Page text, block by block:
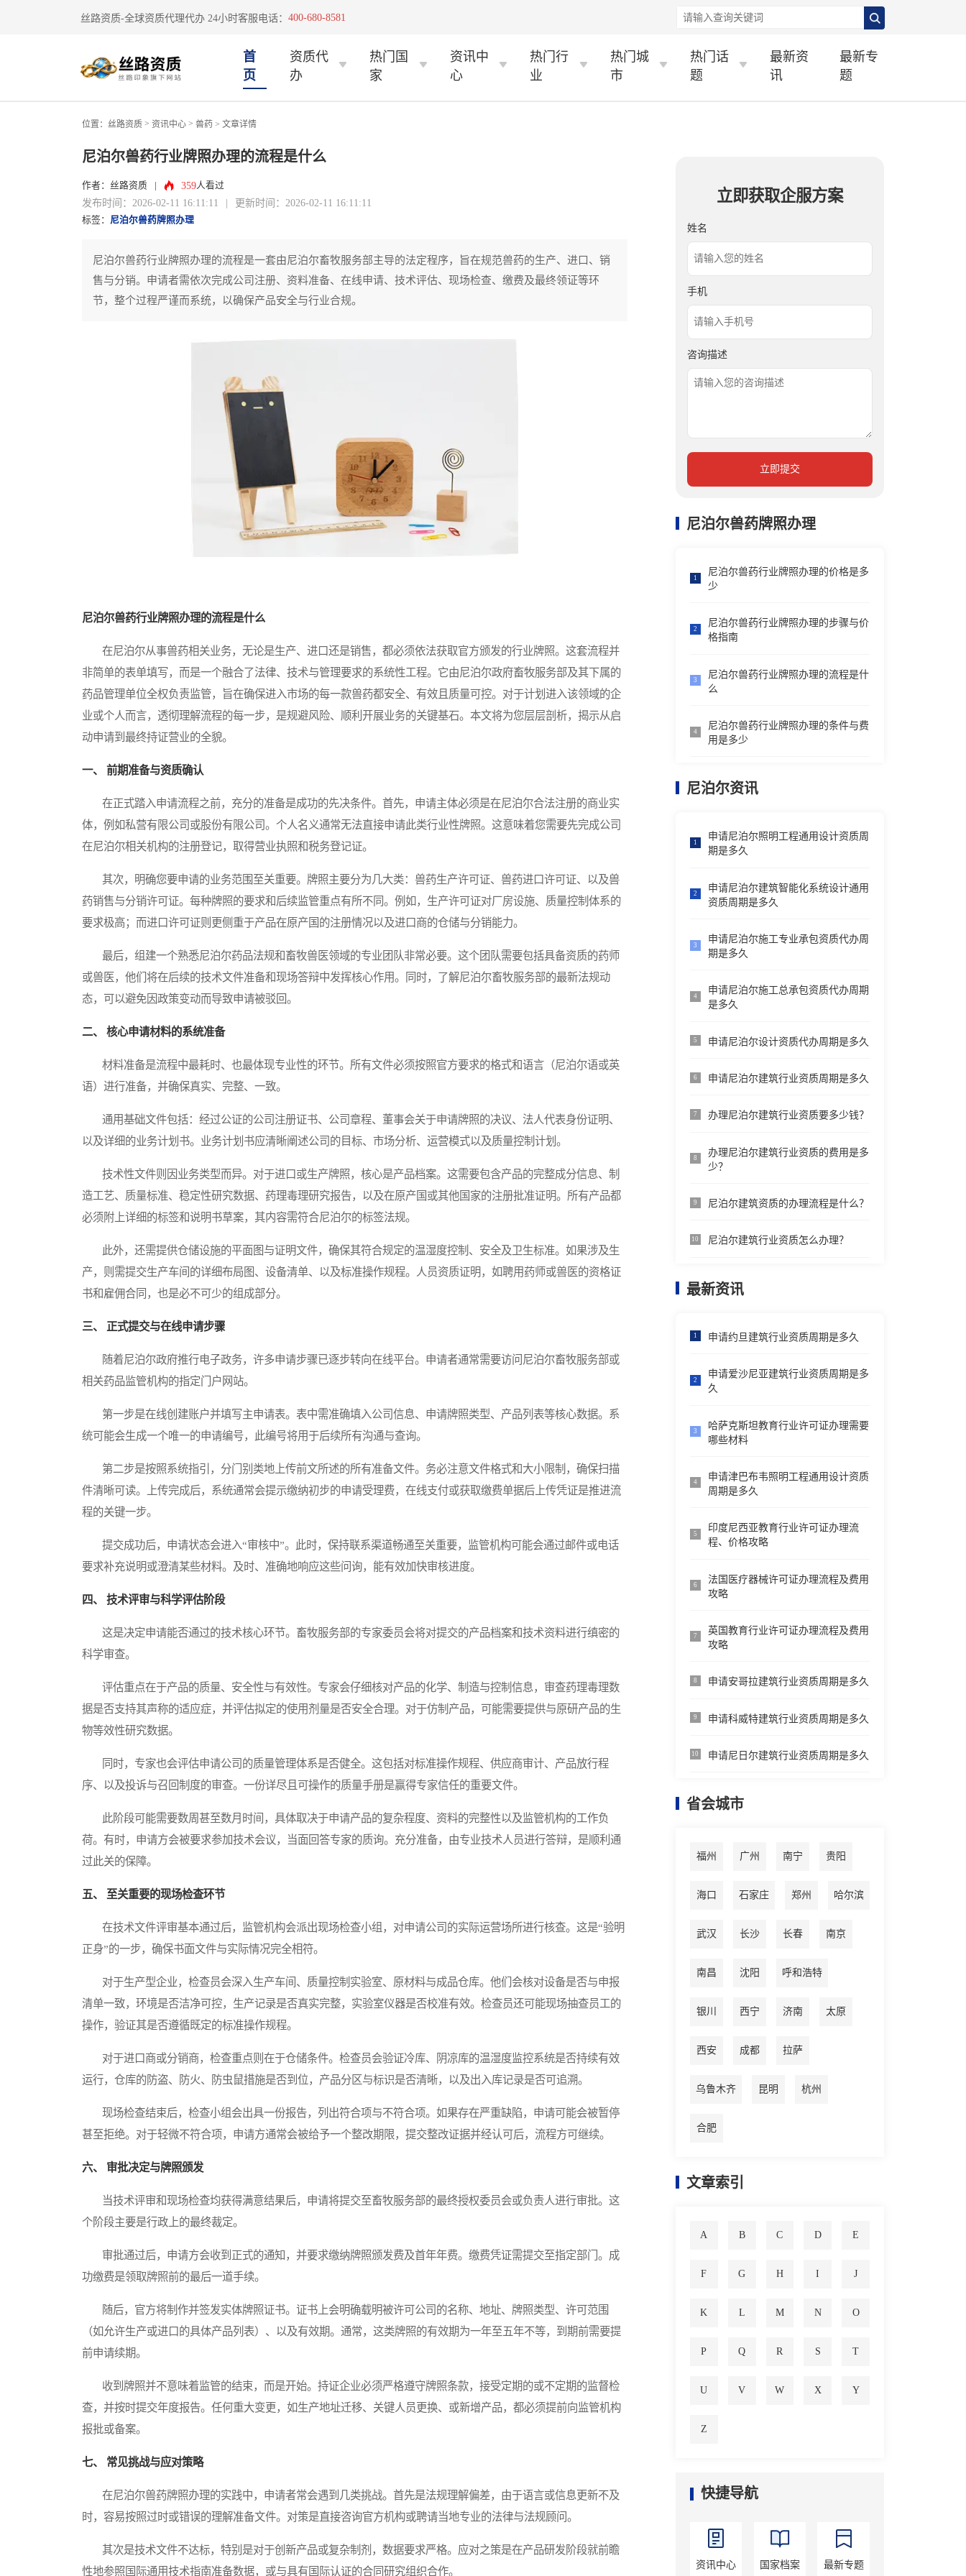
丝路资质-全球资质代理代办 24小时客服电话： 400-680-8581
首
页
资质代
办
热门国
家
资讯中
心
热门行
业
热门城
市
热门话
题
最新资
讯
最新专
题
位置： 丝路资质 > 资讯中心 > 兽药 > 文章详情
尼泊尔兽药行业牌照办理的流程是什么
作者：丝路资质 359人看过
发布时间：2026-02-11 16:11:11 | 更新时间：2026-02-11 16:11:11
标签： 尼泊尔兽药牌照办理
尼泊尔兽药行业牌照办理的流程是一套由尼泊尔畜牧服务部主导的法定程序，旨在规范兽药的生产、进口、销
售与分销。申请者需依次完成公司注册、资料准备、在线申请、技术评估、现场检查、缴费及最终领证等环
节，整个过程严谨而系统，以确保产品安全与行业合规。
尼泊尔兽药行业牌照办理的流程是什么
在尼泊尔从事兽药相关业务，无论是生产、进口还是销售，都必须依法获取官方颁发的行业牌照。这套流程并
非简单的表单填写，而是一个融合了法律、技术与管理要求的系统性工程。它由尼泊尔政府畜牧服务部及其下属的
药品管理单位全权负责监管，旨在确保进入市场的每一款兽药都安全、有效且质量可控。对于计划进入该领域的企
业或个人而言，透彻理解流程的每一步，是规避风险、顺利开展业务的关键基石。本文将为您层层剖析，揭示从启
动申请到最终持证营业的全貌。
一、 前期准备与资质确认
在正式踏入申请流程之前，充分的准备是成功的先决条件。首先，申请主体必须是在尼泊尔合法注册的商业实
体，例如私营有限公司或股份有限公司。个人名义通常无法直接申请此类行业性牌照。这意味着您需要先完成公司
在尼泊尔相关机构的注册登记，取得营业执照和税务登记证。
其次，明确您要申请的业务范围至关重要。牌照主要分为几大类：兽药生产许可证、兽药进口许可证、以及兽
药销售与分销许可证。每种牌照的要求和后续监管重点有所不同。例如，生产许可证对厂房设施、质量控制体系的
要求极高；而进口许可证则更侧重于产品在原产国的注册情况以及进口商的仓储与分销能力。
最后，组建一个熟悉尼泊尔药品法规和畜牧兽医领域的专业团队非常必要。这个团队需要包括具备资质的药师
或兽医，他们将在后续的技术文件准备和现场答辩中发挥核心作用。同时，了解尼泊尔畜牧服务部的最新法规动
态，可以避免因政策变动而导致申请被驳回。
二、 核心申请材料的系统准备
材料准备是流程中最耗时、也最体现专业性的环节。所有文件必须按照官方要求的格式和语言（尼泊尔语或英
语）进行准备，并确保真实、完整、一致。
通用基础文件包括：经过公证的公司注册证书、公司章程、董事会关于申请牌照的决议、法人代表身份证明、
以及详细的业务计划书。业务计划书应清晰阐述公司的目标、市场分析、运营模式以及质量控制计划。
技术性文件则因业务类型而异。对于进口或生产牌照，核心是产品档案。这需要包含产品的完整成分信息、制
造工艺、质量标准、稳定性研究数据、药理毒理研究报告，以及在原产国或其他国家的注册批准证明。所有产品都
必须附上详细的标签和说明书草案，其内容需符合尼泊尔的标签法规。
此外，还需提供仓储设施的平面图与证明文件，确保其符合规定的温湿度控制、安全及卫生标准。如果涉及生
产，则需提交生产车间的详细布局图、设备清单、以及标准操作规程。人员资质证明，如聘用药师或兽医的资格证
书和雇佣合同，也是必不可少的组成部分。
三、 正式提交与在线申请步骤
随着尼泊尔政府推行电子政务，许多申请步骤已逐步转向在线平台。申请者通常需要访问尼泊尔畜牧服务部或
相关药品监管机构的指定门户网站。
第一步是在线创建账户并填写主申请表。表中需准确填入公司信息、申请牌照类型、产品列表等核心数据。系
统可能会生成一个唯一的申请编号，此编号将用于后续所有沟通与查询。
第二步是按照系统指引，分门别类地上传前文所述的所有准备文件。务必注意文件格式和大小限制，确保扫描
件清晰可读。上传完成后，系统通常会提示缴纳初步的申请受理费，在线支付或获取缴费单据后上传凭证是推进流
程的关键一步。
提交成功后，申请状态会进入“审核中”。此时，保持联系渠道畅通至关重要，监管机构可能会通过邮件或电话
要求补充说明或澄清某些材料。及时、准确地响应这些问询，能有效加快审核进度。
四、 技术评审与科学评估阶段
这是决定申请能否通过的技术核心环节。畜牧服务部的专家委员会将对提交的产品档案和技术资料进行缜密的
科学审查。
评估重点在于产品的质量、安全性与有效性。专家会仔细核对产品的化学、制造与控制信息，审查药理毒理数
据是否支持其声称的适应症，并评估拟定的使用剂量是否安全合理。对于仿制产品，可能需要提供与原研产品的生
物等效性研究数据。
同时，专家也会评估申请公司的质量管理体系是否健全。这包括对标准操作规程、供应商审计、产品放行程
序、以及投诉与召回制度的审查。一份详尽且可操作的质量手册是赢得专家信任的重要文件。
此阶段可能需要数周甚至数月时间，具体取决于申请产品的复杂程度、资料的完整性以及监管机构的工作负
荷。有时，申请方会被要求参加技术会议，当面回答专家的质询。充分准备，由专业技术人员进行答辩，是顺利通
过此关的保障。
五、 至关重要的现场检查环节
在技术文件评审基本通过后，监管机构会派出现场检查小组，对申请公司的实际运营场所进行核查。这是“验明
正身”的一步，确保书面文件与实际情况完全相符。
对于生产型企业，检查员会深入生产车间、质量控制实验室、原材料与成品仓库。他们会核对设备是否与申报
清单一致，环境是否洁净可控，生产记录是否真实完整，实验室仪器是否校准有效。检查员还可能现场抽查员工的
操作，验证其是否遵循既定的标准操作规程。
对于进口商或分销商，检查重点则在于仓储条件。检查员会验证冷库、阴凉库的温湿度监控系统是否持续有效
运行，仓库的防盗、防火、防虫鼠措施是否到位，产品分区与标识是否清晰，以及出入库记录是否可追溯。
现场检查结束后，检查小组会出具一份报告，列出符合项与不符合项。如果存在严重缺陷，申请可能会被暂停
甚至拒绝。对于轻微不符合项，申请方通常会被给予一个整改期限，提交整改证据并经认可后，流程方可继续。
六、 审批决定与牌照颁发
当技术评审和现场检查均获得满意结果后，申请将提交至畜牧服务部的最终授权委员会或负责人进行审批。这
个阶段主要是行政上的最终裁定。
审批通过后，申请方会收到正式的通知，并要求缴纳牌照颁发费及首年年费。缴费凭证需提交至指定部门。成
功缴费是领取牌照前的最后一道手续。
随后，官方将制作并签发实体牌照证书。证书上会明确载明被许可公司的名称、地址、牌照类型、许可范围
（如允许生产或进口的具体产品列表）、以及有效期。通常，这类牌照的有效期为一年至五年不等，到期前需要提
前申请续期。
收到牌照并不意味着监管的结束，而是开始。持证企业必须严格遵守牌照条款，接受定期的或不定期的监督检
查，并按时提交年度报告。任何重大变更，如生产地址迁移、关键人员更换、或新增产品，都必须提前向监管机构
报批或备案。
七、 常见挑战与应对策略
在尼泊尔兽药牌照办理的实践中，申请者常会遇到几类挑战。首先是法规理解偏差，由于语言或信息更新不及
时，容易按照过时或错误的理解准备文件。对策是直接咨询官方机构或聘请当地专业的法律与法规顾问。
其次是技术文件不达标，特别是对于创新产品或复杂制剂，数据要求严格。应对之策是在产品研发阶段就前瞻
性地参照国际通用技术指南准备数据，或与具有国际认证的合同研究组织合作。
立即获取企服方案
姓名
手机
咨询描述
立即提交
尼泊尔兽药牌照办理
1
尼泊尔兽药行业牌照办理的价格是多
少
2
尼泊尔兽药行业牌照办理的步骤与价
格指南
3
尼泊尔兽药行业牌照办理的流程是什
么
4
尼泊尔兽药行业牌照办理的条件与费
用是多少
尼泊尔资讯
1
申请尼泊尔照明工程通用设计资质周
期是多久
2
申请尼泊尔建筑智能化系统设计通用
资质周期是多久
3
申请尼泊尔施工专业承包资质代办周
期是多久
4
申请尼泊尔施工总承包资质代办周期
是多久
5 申请尼泊尔设计资质代办周期是多久
6 申请尼泊尔建筑行业资质周期是多久
7 办理尼泊尔建筑行业资质要多少钱？
8
办理尼泊尔建筑行业资质的费用是多
少？
9 尼泊尔建筑资质的办理流程是什么？
10 尼泊尔建筑行业资质怎么办理？
最新资讯
1 申请约旦建筑行业资质周期是多久
2
申请爱沙尼亚建筑行业资质周期是多
久
3
哈萨克斯坦教育行业许可证办理需要
哪些材料
4
申请津巴布韦照明工程通用设计资质
周期是多久
5
印度尼西亚教育行业许可证办理流
程、价格攻略
6
法国医疗器械许可证办理流程及费用
攻略
7
英国教育行业许可证办理流程及费用
攻略
8 申请安哥拉建筑行业资质周期是多久
9 申请科威特建筑行业资质周期是多久
10 申请尼日尔建筑行业资质周期是多久
省会城市
福州 广州 南宁 贵阳
海口 石家庄 郑州 哈尔滨
武汉 长沙 长春 南京
南昌 沈阳 呼和浩特
银川 西宁 济南 太原
西安 成都 拉萨
乌鲁木齐 昆明 杭州
合肥
文章索引
A B C D E
F G H I J
K L M N O
P Q R S T
U V W X Y
Z
快捷导航
资讯中心 国家档案 最新专题